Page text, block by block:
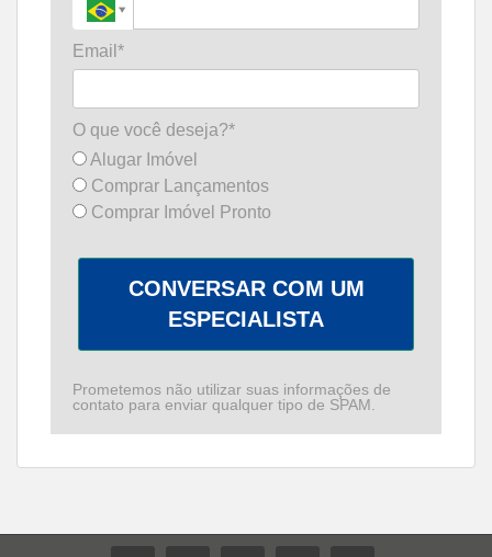
Email*
O que você deseja?*
Alugar Imóvel
Comprar Lançamentos
Comprar Imóvel Pronto
CONVERSAR COM UM
ESPECIALISTA
Prometemos não utilizar suas informações de
contato para enviar qualquer tipo de SPAM.